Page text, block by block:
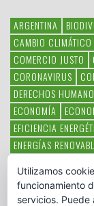
ARGENTINA
CAMBIO CLIMÁTICO
COMERCIO JUSTO
CORONAVIRUS
DERECHOS
ECONOMÍA
EFICIENCIA
ENERGÍAS
HAMBRE
OBJETIVOS DEL
Utilizamos
funcionamiento
servicios.